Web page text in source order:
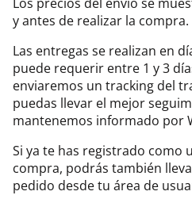
y antes de realizar la compra.
Las entregas se realizan en
puede requerir entre 1 y 3
enviaremos un tracking del
puedas llevar el mejor
mantenemos informado por
Si ya te has registrado como
compra, podrás también
pedido desde tu área de